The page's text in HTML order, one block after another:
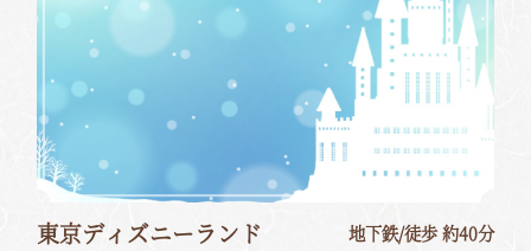
東京ディズニーランド 地下鉄/徒歩 約40分